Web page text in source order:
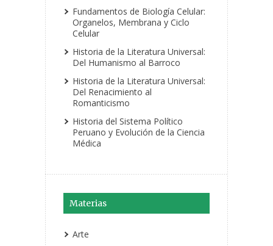
Fundamentos de Biología Celular:
Organelos, Membrana y Ciclo
Celular
Historia de la Literatura Universal:
Del Humanismo al Barroco
Historia de la Literatura Universal:
Del Renacimiento al
Romanticismo
Historia del Sistema Político
Peruano y Evolución de la Ciencia
Médica
Materias
Arte